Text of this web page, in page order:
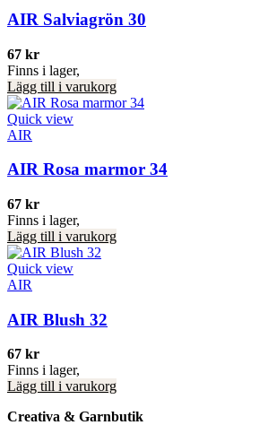
AIR Salviagrön 30
67 kr
Finns i lager,
Lägg till i varukorg
Quick view
AIR
AIR Rosa marmor 34
67 kr
Finns i lager,
Lägg till i varukorg
Quick view
AIR
AIR Blush 32
67 kr
Finns i lager,
Lägg till i varukorg
Creativa & Garnbutik